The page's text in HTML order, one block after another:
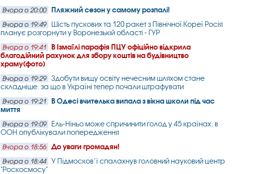
Вчора о 20:00 Пляжний сезон у самому розпалі!
Вчора о 19:49
Шість пускових та 120 ракет з Північної Кореї Росія
планує розгорнути у Воронезькій області - ГУР
Вчора о 19:41
В Ізмаїлі парафія ПЦУ офіційно відкрила
благодійний рахунок для збору коштів на будівництво
храму(фото)
Вчора о 19:29
Здобути вищу освіту нечесним шляхом стане
складніше: за що в Україні тепер почали штрафувати
Вчора о 19:21
В Одесі вчителька випала з вікна школи під час
миття
Вчора о 19:09
Ель-Ніньо може спричинити голод у 45 країнах: в
ООН опублікували попередження
Вчора о 18:56 До уваги громадян!
Вчора о 18:44
У Підмосков’ї спалахнув головний науковий центр
"Роскосмосу"